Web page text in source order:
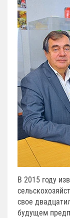
В 2015 году
свое
будущем